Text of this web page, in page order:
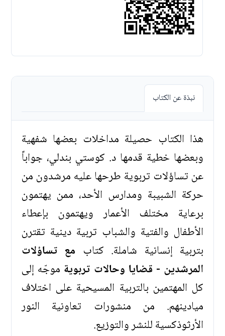
نبذة عن الكتاب
هذا الكتاب حصيلة مداخلات بعضها شفهية
وبعضها خطية قدمها د. كوستي بندلي، جواباً
عن تساؤلات تربوية طرحها عليه مرشدون من
حركة الشبيبة ومدارس الأحد، ممن يهتمون
برعاية مختلف الأعمار ويهتمون بإعطاء
الأطفال والفتية والشباب تربية دينية تقترن
بتربية إنسانية شاملة. كتاب مع تساؤلات
المرشدين - قضايا وحالات تربوية موجّه إلى
كل المهتمين بالتربية المسيحية على اختلاف
ميادينهم. من منشورات تعاونية النور
الأرثوذكسية للنشر والتوزيع.